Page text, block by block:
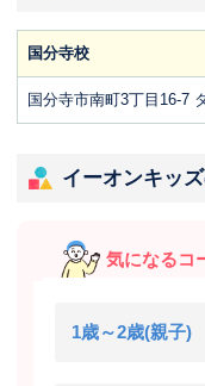
国分寺校
国分寺市南町3丁目16-7
イーオンキッ
気になるコ
1歳～2歳(親子)